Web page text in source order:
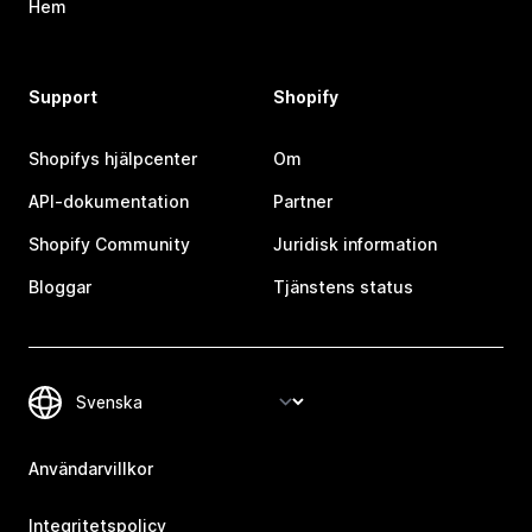
Hem
Support
Shopifys hjälpcenter
API-dokumentation
Shopify Community
Bloggar
Shopify
Om
Partner
Juridisk information
Tjänstens status
Användarvillkor
Integritetspolicy